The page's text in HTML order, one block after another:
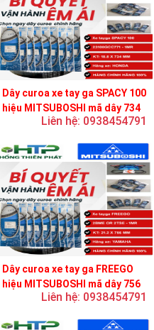
Dây curoa xe tay ga SPACY 100
hiệu MITSUBOSHI mã dây 734
Liên hệ: 0938454791
Dây curoa xe tay ga FREEGO
hiệu MITSUBOSHI mã dây 756
Liên hệ: 0938454791